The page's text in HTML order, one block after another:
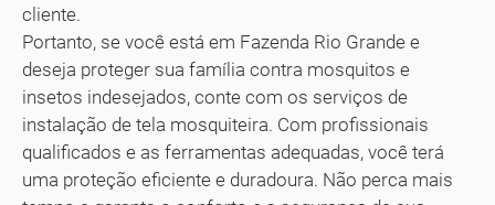
cliente.
Portanto, se você está em Fazenda Rio Grande e
deseja proteger sua família contra mosquitos e
insetos indesejados, conte com os serviços de
instalação de tela mosquiteira. Com profissionais
qualificados e as ferramentas adequadas, você terá
uma proteção eficiente e duradoura. Não perca mais